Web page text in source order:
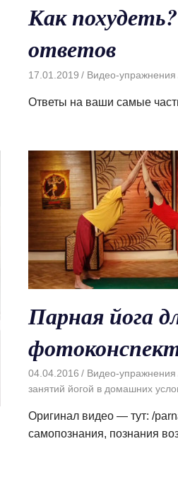
Как
ответов
17.01.2019 Видео-упражнения
Ответы на ваши самые
Парная йога
04.04.2016 Видео-упражнения
занятий йогой в домашних
Оригинал видео — тут: /
самопознания, познания